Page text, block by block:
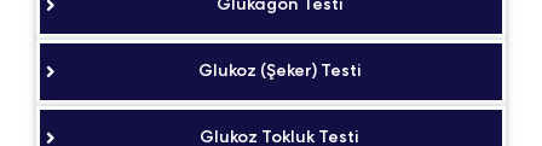
Glukoz (Şeker) Testi
Glukoz Tokluk Testi